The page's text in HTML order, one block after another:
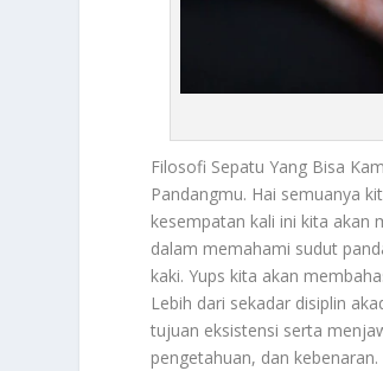
Filosofi Sepatu Yang Bisa
Pandangmu. Hai semuanya
kesempatan kali ini kita akan
dalam memahami sudut
kaki. Yups kita akan
Lebih dari sekadar disiplin
tujuan eksistensi serta
pengetahuan, dan